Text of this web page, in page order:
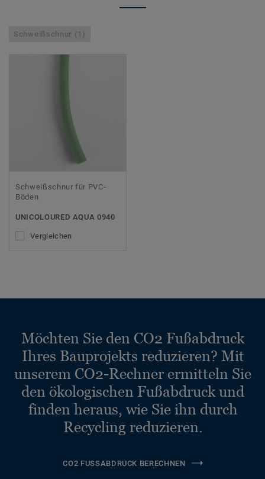
Schweißschnur (1)
Schweißschnur für PVC-
Böden
UNICOLOURED AQUA 0940
Vergleichen
Möchten Sie den CO2 Fußabdruck
Ihres Bauprojekts reduzieren? Mit
unserem CO2-Rechner ermitteln Sie
den ökologischen Fußabdruck und
finden heraus, wie Sie ihn durch
Recycling reduzieren.
CO2 FUSSABDRUCK BERECHNEN